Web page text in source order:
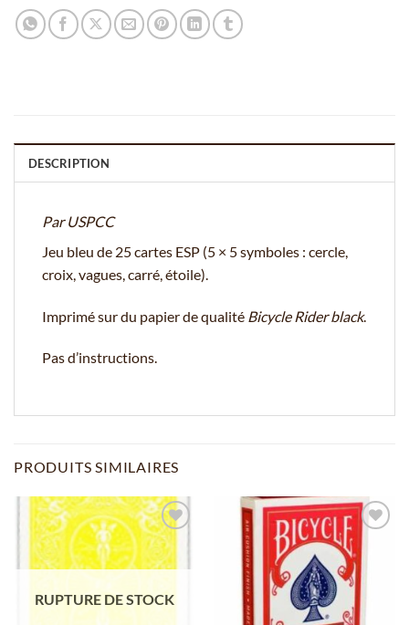
DESCRIPTION
Par USPCC
Jeu bleu de 25 cartes ESP (5 × 5 symboles : cercle,
croix, vagues, carré, étoile).
Imprimé sur du papier de qualité Bicycle Rider black.
Pas d’instructions.
PRODUITS SIMILAIRES
Ajouter
à la
wishlist
RUPTURE DE STOCK
Ajouter
wishlist